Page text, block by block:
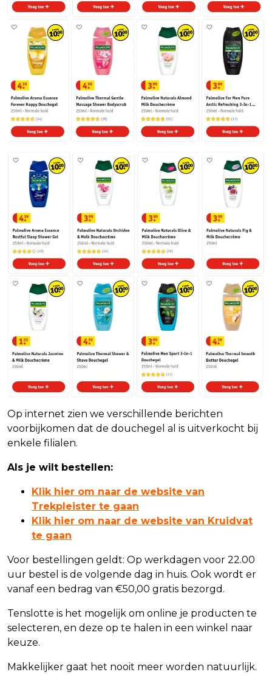
Op internet zien we verschillende berichten
voorbijkomen dat de douchegel al is uitverkocht bij
enkele filialen.
Als je wilt bestellen:
Klik hier om naar de website van
Trekpleister te gaan
Klik hier om naar de website van Kruidvat
te gaan
Voor bestellingen geldt: Op werkdagen voor 22.00
uur bestel is de volgende dag in huis. Ook wordt er
vanaf een bedrag van €50,00 gratis bezorgd.
Tenslotte is het mogelijk om online je producten te
selecteren, en deze op te halen in een winkel naar
keuze.
Makkelijker gaat het nooit meer worden natuurlijk.